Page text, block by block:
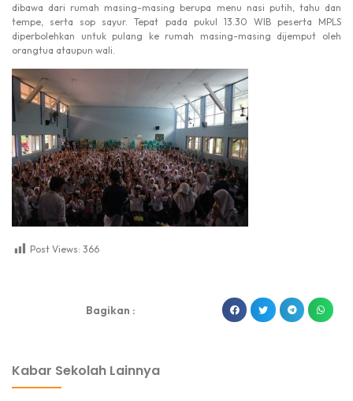
dibawa dari rumah masing-masing berupa menu nasi putih, tahu dan
tempe, serta sop sayur. Tepat pada pukul 13.30 WIB peserta MPLS
diperbolehkan untuk pulang ke rumah masing-masing dijemput oleh
orangtua ataupun wali.
Post Views: 366
Bagikan :
Kabar Sekolah Lainnya